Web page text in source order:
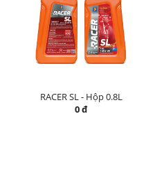
RACER SL - Hộp 0.8L
0 đ